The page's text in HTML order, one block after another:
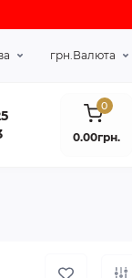
грн.Валюта
0
0.00грн.